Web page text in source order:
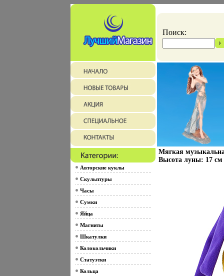
Поиск:
Авторские куклы
Скульптуры
Часы
Сумки
Яйца
Магниты
Шкатулки
Колокольчики
Статуэтки
Кольца
Мягкая
Высота луны: 17 см